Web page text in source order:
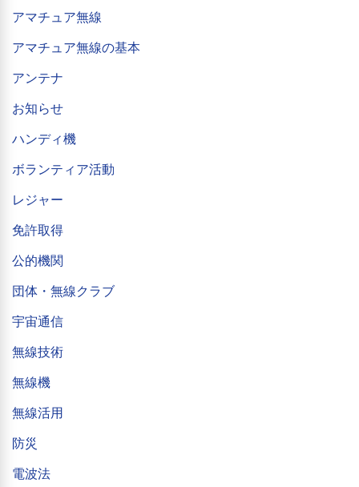
アマチュア無線
アマチュア無線の基本
アンテナ
お知らせ
ハンディ機
ボランティア活動
レジャー
免許取得
公的機関
団体・無線クラブ
宇宙通信
無線技術
無線機
無線活用
防災
電波法